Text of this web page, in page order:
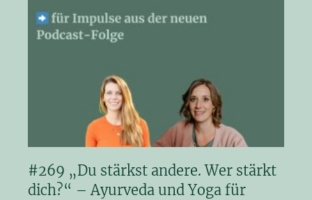
#269 „Du stärkst andere. Wer stärkt
dich?“ – Ayurveda und Yoga für